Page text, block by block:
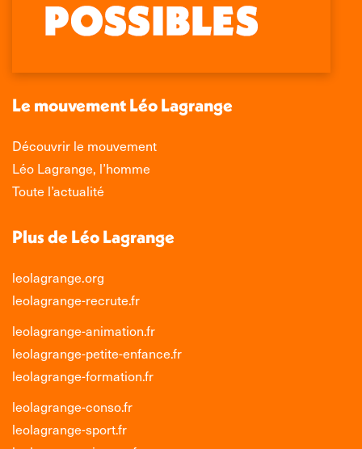
Facebook
s'ouvre
une
fenêtre
X
s'ouvre
une
fenêtre
LinkedIn
s'ouvre
une
fenêtre
Instagram
s'ouvre
une
nouvelle
fenêtre
Le mouvement Léo Lagrange
Découvrir le mouvement
Léo Lagrange, l’homme
Toute l’actualité
Plus de Léo Lagrange
leolagrange.org
leolagrange-recrute.fr
leolagrange-animation.fr
leolagrange-petite-enfance.fr
leolagrange-formation.fr
leolagrange-conso.fr
leolagrange-sport.fr